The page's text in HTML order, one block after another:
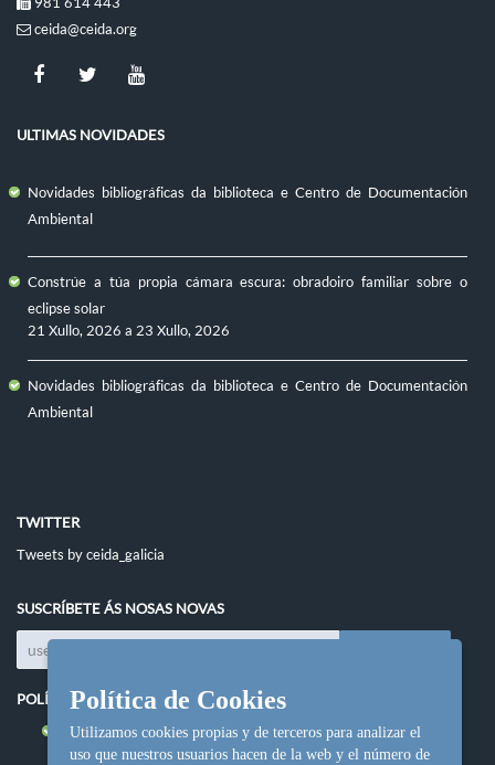
ceida@ceida.org
ULTIMAS NOVIDADES
Novidades bibliográficas da biblioteca e Centro de Documentación
Ambiental
Constrúe a túa propia cámara escura: obradoiro familiar sobre o
eclipse solar
21 Xullo, 2026 a 23 Xullo, 2026
Novidades bibliográficas da biblioteca e Centro de Documentación
Ambiental
TWITTER
Tweets by ceida_galicia
SUSCRÍBETE ÁS NOSAS NOVAS
POLÍTICAS DO SITIO
Política de cookies
Política de Cookies
Utilizamos cookies propias y de terceros para analizar el
uso que nuestros usuarios hacen de la web y el número de